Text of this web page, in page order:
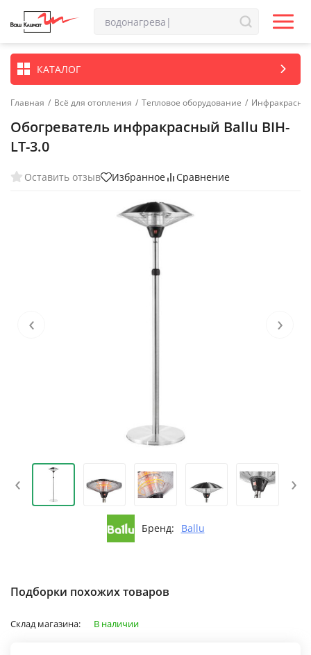
КАТАЛОГ
Главная / Всё для отопления / Тепловое оборудование /
Обогреватель инфракрасный Ballu BIH-
LT-3.0
Оставить отзыв Избранное Сравнение
‹ ›
‹ ›
Бренд: Ballu
Подборки похожих товаров
Склад магазина: В наличии